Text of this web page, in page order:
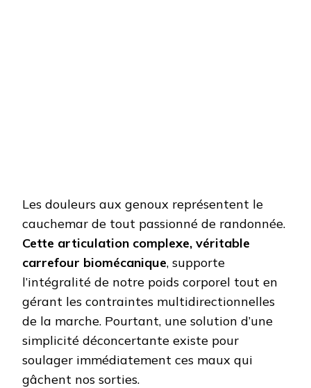
Les douleurs aux genoux représentent le
cauchemar de tout passionné de randonnée.
Cette articulation complexe, véritable
carrefour biomécanique, supporte
l’intégralité de notre poids corporel tout en
gérant les contraintes multidirectionnelles
de la marche. Pourtant, une solution d’une
simplicité déconcertante existe pour
soulager immédiatement ces maux qui
gâchent nos sorties.